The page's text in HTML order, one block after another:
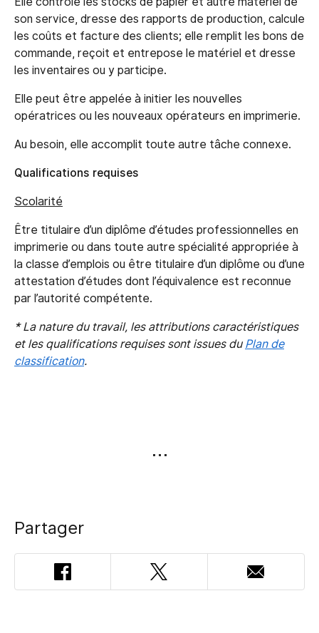
son service, dresse des rapports de production, calcule
les coûts et facture des clients; elle remplit les bons de
commande, reçoit et entrepose le matériel et dresse
les inventaires ou y participe.
Elle peut être appelée à initier les nouvelles
opératrices ou les nouveaux opérateurs en imprimerie.
Au besoin, elle accomplit toute autre tâche connexe.
Qualifications requises
Scolarité
Être titulaire d’un diplôme d’études professionnelles en
imprimerie ou dans toute autre spécialité appropriée à
la classe d’emplois ou être titulaire d’un diplôme ou d’une
attestation d’études dont l’équivalence est reconnue
par l’autorité compétente.
* La nature du travail, les attributions caractéristiques
et les qualifications requises sont issues du Plan de
classification.
Partager
Facebook Twitter
Adresse
courriel